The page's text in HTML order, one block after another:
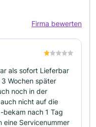
Firma bewerten
als sofort Lieferbar
Wochen später
noch in der
nicht auf die
bekam nach 1 Tag
eine Servicenummer